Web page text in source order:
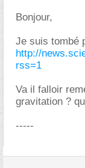
Bonjour,
Je suis tombé
http://
rss=1
Va il falloir
gravitation ?
-----